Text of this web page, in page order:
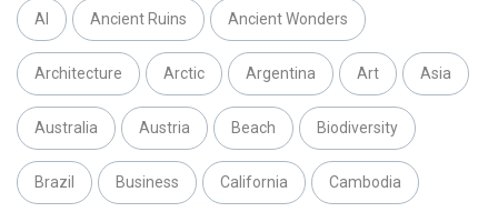
AI Ancient Ruins Ancient Wonders
Architecture Arctic Argentina Art Asia
Australia Austria Beach Biodiversity
Brazil Business California Cambodia